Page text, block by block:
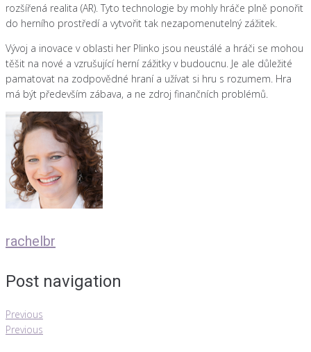
rozšířená realita (AR). Tyto technologie by mohly hráče plně ponořit
do herního prostředí a vytvořit tak nezapomenutelný zážitek.
Vývoj a inovace v oblasti her Plinko jsou neustálé a hráči se mohou
těšit na nové a vzrušující herní zážitky v budoucnu. Je ale důležité
pamatovat na zodpovědné hraní a užívat si hru s rozumem. Hra
má být především zábava, a ne zdroj finančních problémů.
rachelbr
Post navigation
Previous
Previous